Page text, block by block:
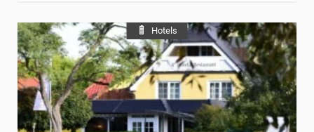
Hotels